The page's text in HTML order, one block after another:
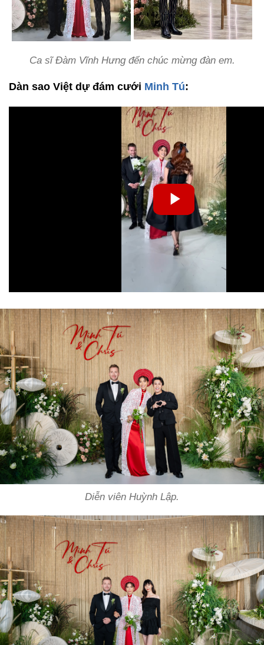
Ca sĩ Đàm Vĩnh Hưng đến chúc mừng đàn em.
Dàn sao Việt dự đám cưới Minh Tú:
Diễn viên Huỳnh Lập.